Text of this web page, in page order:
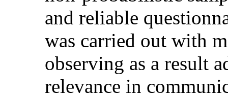
and reliable
was carried out with
observing as a result
relevance in